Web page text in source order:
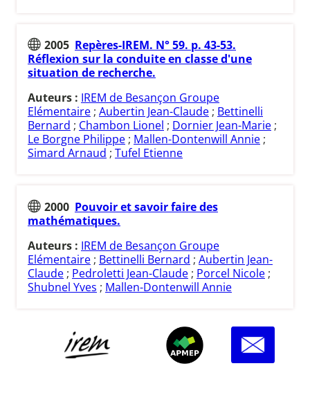
2005 Repères-IREM. N° 59. p. 43-53.
Réflexion sur la conduite en classe d'une
situation de recherche.
Auteurs : IREM de Besançon Groupe
Elémentaire; Aubertin Jean-Claude; Bettinelli
Bernard ; Chambon Lionel ; Dornier Jean-Marie;
Le Borgne Philippe; Mallen-Dontenwill Annie;
Simard Arnaud ; Tufel Etienne
2000 Pouvoir et savoir faire des
mathématiques.
Auteurs : IREM de Besançon Groupe
Elémentaire ; Bettinelli Bernard ; Aubertin Jean-
Claude ; Pedroletti Jean-Claude ; Porcel Nicole ;
Shubnel Yves ; Mallen-Dontenwill Annie